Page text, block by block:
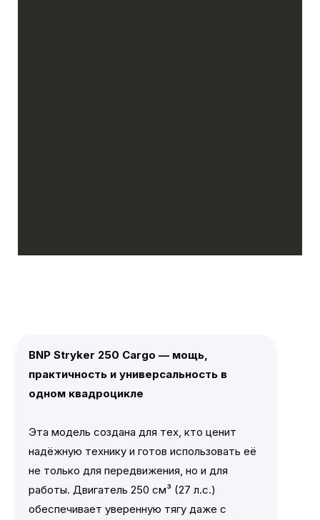
BNP Stryker 250 Cargo — мощь,
практичность и универсальность в
одном квадроцикле
Эта модель создана для тех, кто ценит
надёжную технику и готов использовать её
не только для передвижения, но и для
работы. Двигатель 250 см³ (27 л.с.)
обеспечивает уверенную тягу даже с